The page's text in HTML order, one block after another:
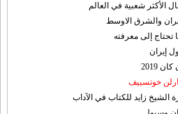
الأكثر شعبية في العالم
والشرق الاوسط
تحتاج إلى معرفته
إيران
خوتسييف
الشيخ زايد للكتاب في الآداب